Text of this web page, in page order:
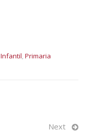
Infantil, Primaria
Next